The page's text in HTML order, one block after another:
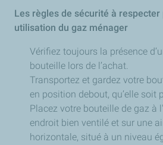
Les règles de sécurité à respecter
utilisation du gaz ménager
Vérifiez toujours la présence
bouteille lors de l’achat.
Transportez et gardez votre
en position debout, qu’elle soit
Placez votre bouteille de gaz à
endroit bien ventilé et sur une
horizontale, situé à un niveau